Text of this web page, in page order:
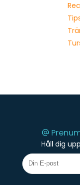
Håll dig